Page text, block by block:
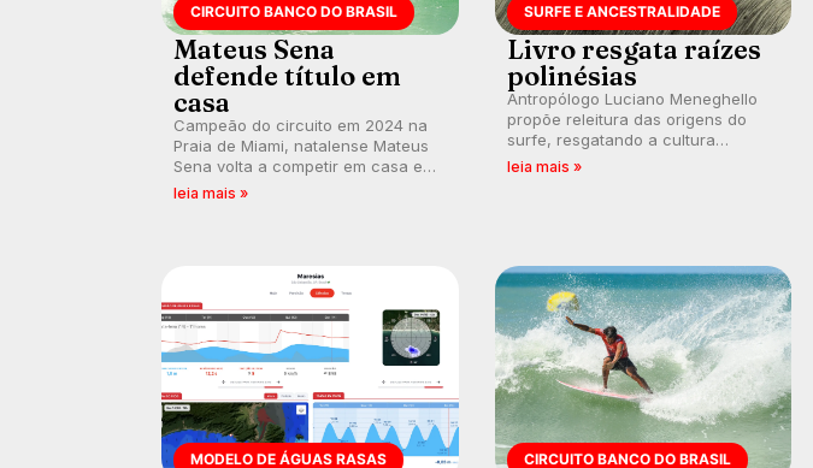
CIRCUITO BANCO DO BRASIL
Mateus Sena
defende título em
casa
Campeão do circuito em 2024 na
Praia de Miami, natalense Mateus
Sena volta a competir em casa em
busca de manter a hegemonia
leia mais »
SURFE E ANCESTRALIDADE
Livro resgata raízes
polinésias
Antropólogo Luciano Meneghello
propõe releitura das origens do
surfe, resgatando a cultura
polinésia e questionando a visão
leia mais »
MODELO DE ÁGUAS RASAS CIRCUITO BANCO DO BRASIL